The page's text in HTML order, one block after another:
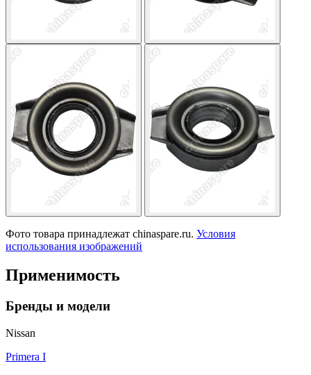
Фото товара принадлежат chinaspare.ru. Условия
использования изображений
Применимость
Бренды и модели
Nissan
Primera I